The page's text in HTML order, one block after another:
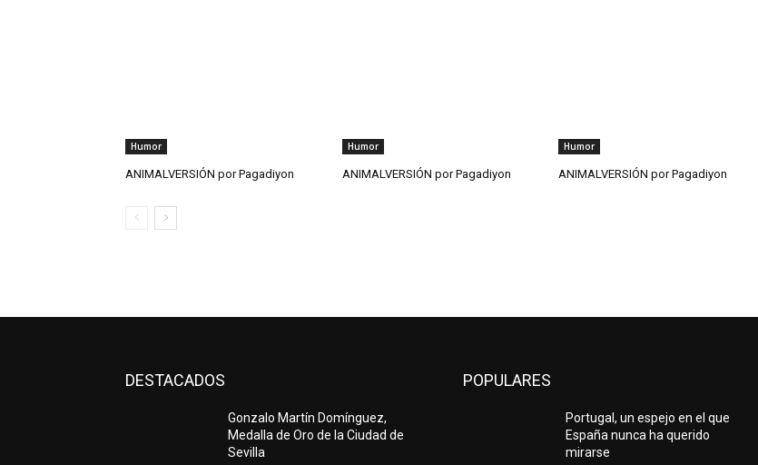
Humor
ANIMALVERSIÓN por Pagadiyon
Humor
ANIMALVERSIÓN por Pagadiyon
Humor
ANIMALVERSIÓN por Pagadiyon
DESTACADOS
Gonzalo Martín Domínguez,
Medalla de Oro de la Ciudad de
Sevilla
POPULARES
Portugal, un espejo en el que
España nunca ha querido
mirarse